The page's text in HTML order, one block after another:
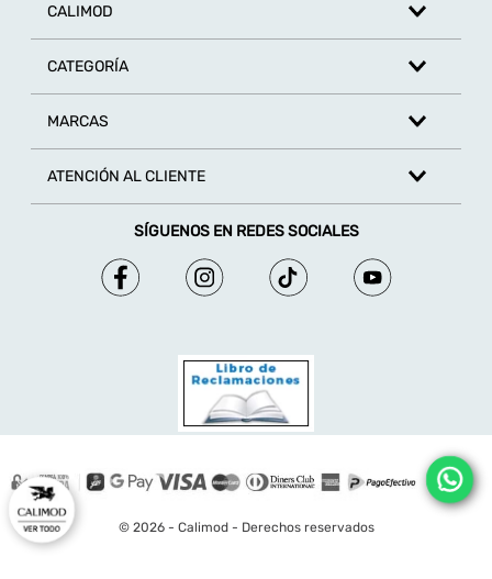
CALIMOD
CATEGORÍA
MARCAS
ATENCIÓN AL CLIENTE
SÍGUENOS EN REDES SOCIALES
© 2026 - Calimod - Derechos reservados